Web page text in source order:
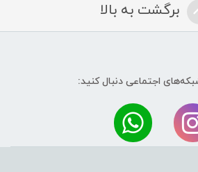
برگشت به بالا
اجتماعی دنبال کنید: